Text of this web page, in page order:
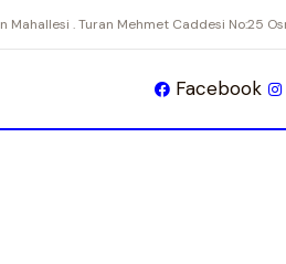
Mahallesi . Turan Mehmet Caddesi No:25
Facebook